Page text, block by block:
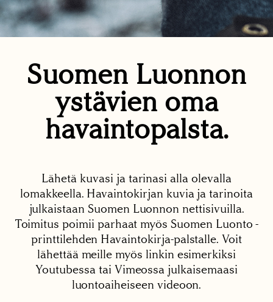
Suomen Luonnon
ystävien oma
havaintopalsta.
Lähetä kuvasi ja tarinasi alla olevalla
lomakkeella. Havaintokirjan kuvia ja tarinoita
julkaistaan Suomen Luonnon nettisivuilla.
Toimitus poimii parhaat myös Suomen Luonto -
printtilehden Havaintokirja-palstalle. Voit
lähettää meille myös linkin esimerkiksi
Youtubessa tai Vimeossa julkaisemaasi
luontoaiheiseen videoon.